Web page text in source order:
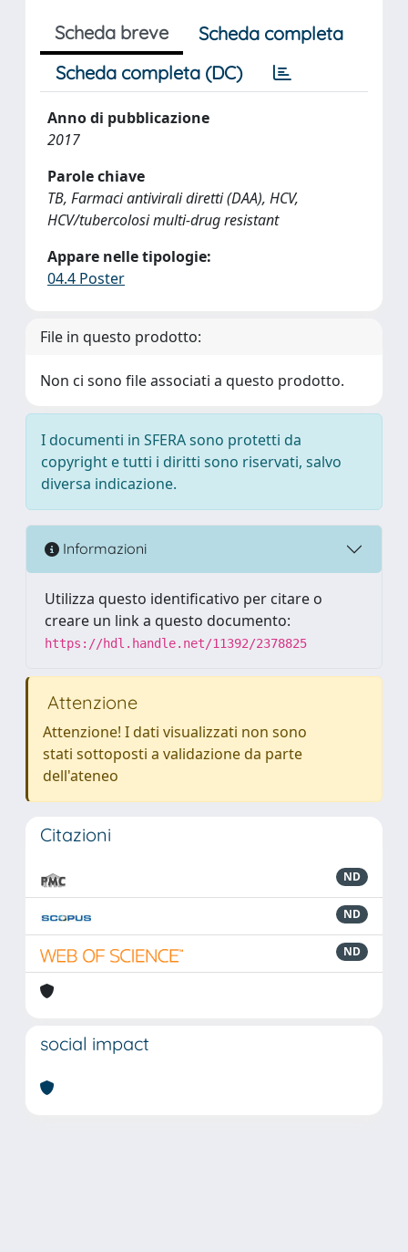
Scheda breve
Scheda completa
Scheda completa (DC)
Anno di pubblicazione
2017
Parole chiave
TB, Farmaci antivirali diretti (DAA), HCV,
HCV/tubercolosi multi-drug resistant
Appare nelle tipologie:
04.4 Poster
File in questo prodotto:
Non ci sono file associati a questo prodotto.
I documenti in SFERA sono protetti da
copyright e tutti i diritti sono riservati, salvo
diversa indicazione.
Informazioni
Utilizza questo identificativo per citare o
creare un link a questo documento:
https://hdl.handle.net/11392/2378825
Attenzione
Attenzione! I dati visualizzati non sono
stati sottoposti a validazione da parte
dell'ateneo
Citazioni
ND
ND
ND
social impact